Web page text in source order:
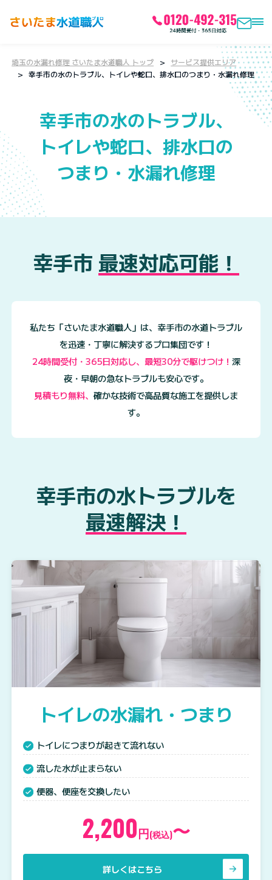
埼玉の水漏れ修理 さいたま水道職人 トップ
サービス提供エリア
幸手市の水のトラブル、トイレや蛇口、排水口のつまり・水漏れ修理
幸手市の水のトラブル、
トイレや蛇口、排水口の
つまり・水漏れ修理
幸手市 最速対応可能！
私たち「さいたま水道職人」は、幸手市の水道トラブル
を迅速・丁寧に解決するプロ集団です！
24時間受付・365日対応し、最短30分で駆けつけ！ 深
夜・早朝の急なトラブルも安心です。
見積もり無料、 確かな技術で高品質な施工を提供しま
す。
幸手市の水トラブルを
最速解決！
トイレの水漏れ・つまり
トイレにつまりが起きて流れない
流した水が止まらない
便器、便座を交換したい
2,200円(税込)〜
詳しくはこちら